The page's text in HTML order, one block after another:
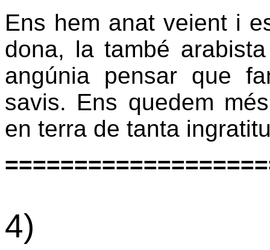
Ens hem anat veient i
dona, la també
angúnia pensar que
savis. Ens quedem
en terra de tanta
4)